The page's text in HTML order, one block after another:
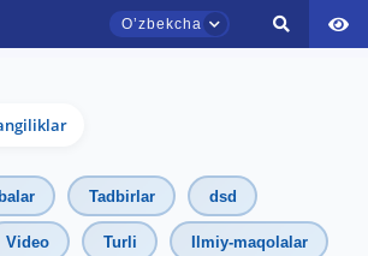
Oʼzbekcha
Tadbirlar dsd
Video Turli Ilmiy-maqolalar